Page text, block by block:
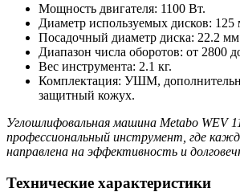
Мощность двигателя: 1100 Вт.
Диаметр используемых дисков: 125
Посадочный диаметр диска: 22.2
Диапазон числа оборотов: от 2800
Вес инструмента: 2.1 кг.
Комплектация: УШМ,
защитный кожух.
Углошлифовальная машина Metabo WEV
профессиональный инструмент, где
направлена на эффективность и
Технические характеристики